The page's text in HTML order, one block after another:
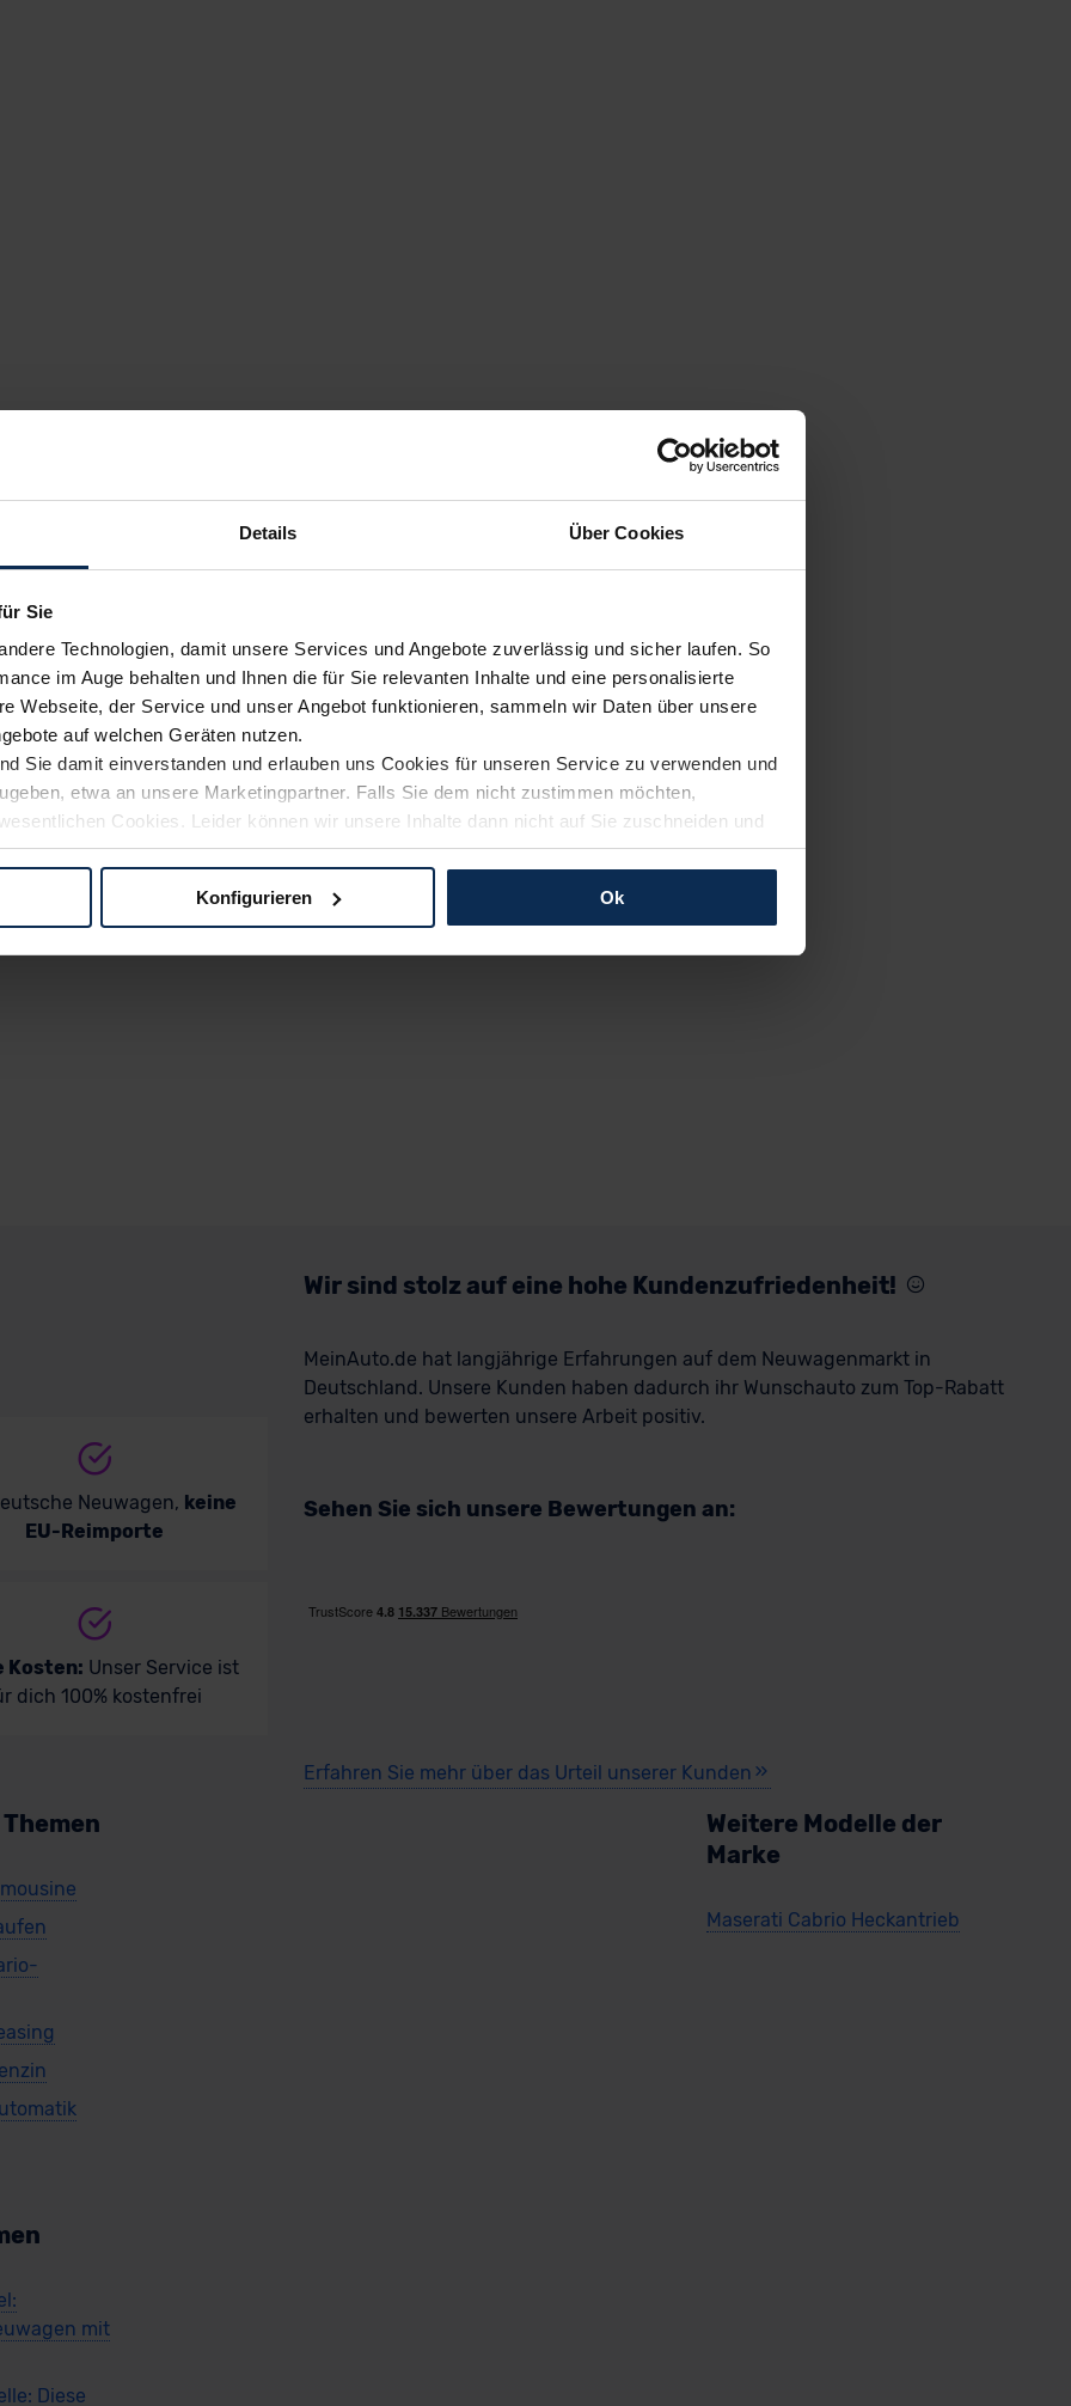
Details Über Cookies
Sie
Technologien, damit unsere Services und Angebote zuverlässig und sicher laufen. So
im Auge behalten und Ihnen die für Sie relevanten Inhalte und eine personalisierte
Webseite, der Service und unser Angebot funktionieren, sammeln wir Daten über unsere
auf welchen Geräten nutzen.
Sie damit einverstanden und erlauben uns Cookies für unseren Service zu verwenden und
etwa an unsere Marketingpartner. Falls Sie dem nicht zustimmen möchten,
Cookies. Leider können wir unsere Inhalte dann nicht auf Sie zuschneiden und
Weg zu Ihrem Neuwagen unterstützen. Sie können die Einstellungen jederzeit anpassen
Konfigurieren Ok
Neuwagen, keine
EU-Reimporte
Kosten: Unser Service ist
dich 100% kostenfrei
Wir sind stolz auf eine hohe Kundenzufriedenheit!
MeinAuto.de hat langjährige Erfahrungen auf dem Neuwagenmarkt in
Deutschland. Unsere Kunden haben dadurch ihr Wunschauto zum Top-Rabatt
erhalten und bewerten unsere Arbeit positiv.
Sehen Sie sich unsere Bewertungen an:
Erfahren Sie mehr über das Urteil unserer Kunden
Weitere Modelle der
Marke
Maserati Cabrio Heckantrieb
mit
Diese